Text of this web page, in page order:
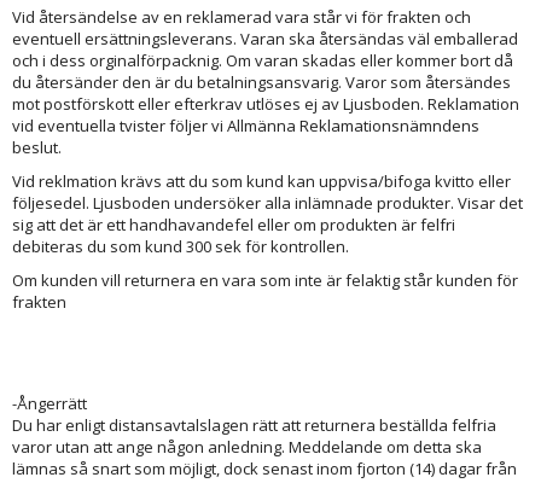
Vid återsändelse av en reklamerad vara står vi för frakten och
eventuell ersättningsleverans. Varan ska återsändas väl emballerad
och i dess orginalförpacknig. Om varan skadas eller kommer bort då
du återsänder den är du betalningsansvarig. Varor som återsändes
mot postförskott eller efterkrav utlöses ej av Ljusboden. Reklamation
vid eventuella tvister följer vi Allmänna Reklamationsnämndens
beslut.
Vid reklmation krävs att du som kund kan uppvisa/bifoga kvitto eller
följesedel. Ljusboden undersöker alla inlämnade produkter. Visar det
sig att det är ett handhavandefel eller om produkten är felfri
debiteras du som kund 300 sek för kontrollen.
Om kunden vill returnera en vara som inte är felaktig står kunden för
frakten
-Ångerrätt
Du har enligt distansavtalslagen rätt att returnera beställda felfria
varor utan att ange någon anledning. Meddelande om detta ska
lämnas så snart som möjligt, dock senast inom fjorton (14) dagar från